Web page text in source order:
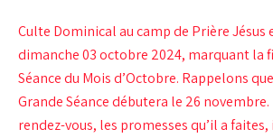
Culte Dominical au camp de Prière Jésus
dimanche 03 octobre 2024, marquant la
Séance du Mois d’Octobre. Rappelons
Grande Séance débutera le 26 novembre.
rendez-vous, les promesses qu’il a